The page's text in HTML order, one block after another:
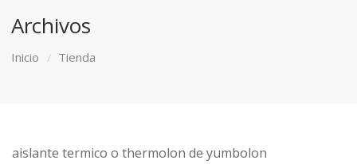
Archivos
Inicio Tienda
aislante termico o thermolon de yumbolon